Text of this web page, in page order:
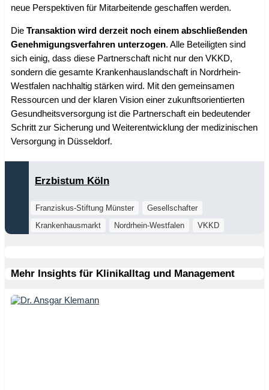
neue Perspektiven für Mitarbeitende geschaffen werden.
Die Transaktion wird derzeit noch einem abschließenden
Genehmigungsverfahren unterzogen. Alle Beteiligten sind
sich einig, dass diese Partnerschaft nicht nur den VKKD,
sondern die gesamte Krankenhauslandschaft in Nordrhein-
Westfalen nachhaltig stärken wird. Mit den gemeinsamen
Ressourcen und der klaren Vision einer zukunftsorientierten
Gesundheitsversorgung ist die Partnerschaft ein bedeutender
Schritt zur Sicherung und Weiterentwicklung der medizinischen
Versorgung in Düsseldorf.
Erzbistum Köln
Franziskus-Stiftung Münster
Gesellschafter
Krankenhausmarkt
Nordrhein-Westfalen VKKD
Mehr Insights für Klinikalltag und Management